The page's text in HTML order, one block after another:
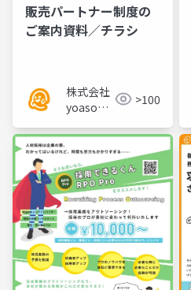
販売パートナー制度の
ご案内資料／チラシ
株式会社
yoasobi
ナー様
>100